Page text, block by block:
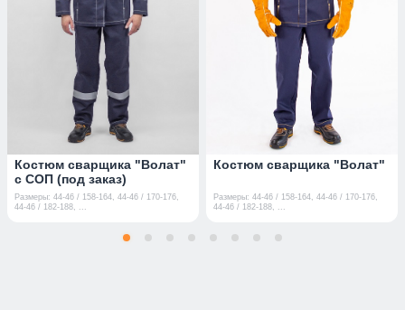
Костюм сварщика "Волат"
с СОП (под заказ)
Размеры: 44-46 / 158-164, 44-46 / 170-176,
44-46 / 182-188, ...
Костюм сварщика "Волат"
Размеры: 44-46 / 158-164, 44-46 / 170-176,
44-46 / 182-188, ...